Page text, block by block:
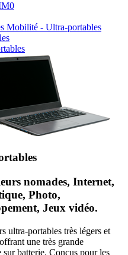
nomades, Internet,
Photo,
Jeux vidéo.
ultra-portables très légers et
une très grande
sur batterie. Conçus pour les